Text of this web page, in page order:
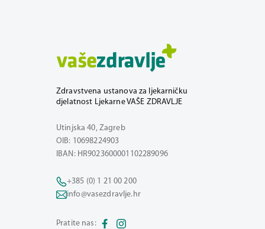
Zdravstvena ustanova za ljekarničku
djelatnost Ljekarne VAŠE ZDRAVLJE
Utinjska 40, Zagreb
OIB: 10698224903
IBAN: HR9023600001102289096
+385 (0) 1 21 00 200
info@vasezdravlje.hr
Pratite nas: